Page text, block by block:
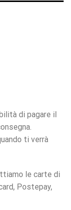
di pagare il
ti verrà
le carte di
Postepay,